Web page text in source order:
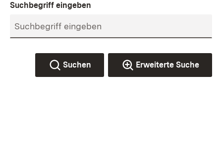
Suchbegriff eingeben
Suchen Erweiterte Suche